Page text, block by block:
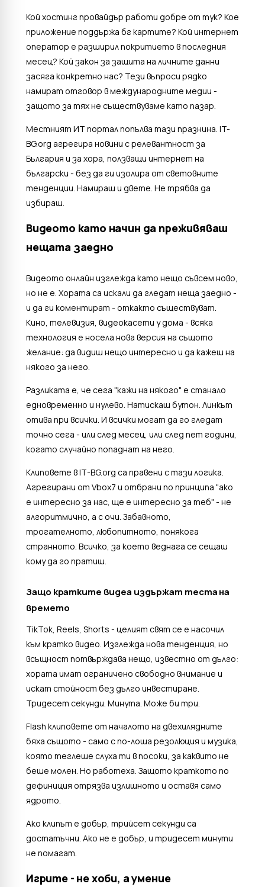
Кой хостинг провайдър работи добре от тук? Кое
приложение поддържа бг картите? Кой интернет
оператор е разширил покритието в последния
месец? Кой закон за защита на личните данни
засяга конкретно нас? Тези въпроси рядко
намират отговор в международните медии -
защото за тях не съществуваме като пазар.
Местният ИТ портал попълва тази празнина. IT-
BG.org агрегира новини с релевантност за
България и за хора, ползващи интернет на
български - без да ги изолира от световните
тенденции. Намираш и двете. Не трябва да
избираш.
Видеото като начин да преживяваш
нещата заедно
Видеото онлайн изглежда като нещо съвсем ново,
но не е. Хората са искали да гледат неща заедно -
и да ги коментират - откакто съществуват.
Кино, телевизия, видеокасети у дома - всяка
технология е носела нова версия на същото
желание: да видиш нещо интересно и да кажеш на
някого за него.
Разликата е, че сега "кажи на някого" е станало
едновременно и нулево. Натискаш бутон. Линкът
отива при всички. И всички могат да го гледат
точно сега - или след месец, или след пет години,
когато случайно попаднат на него.
Клиповете в IT-BG.org са правени с тази логика.
Агрегирани от Vbox7 и отбрани по принципа "ако
е интересно за нас, ще е интересно за теб" - не
алгоритмично, а с очи. Забавното,
трогателното, любопитното, понякога
странното. Всичко, за което веднага се сещаш
кому да го пратиш.
Защо кратките видеа издържат теста на
времето
TikTok, Reels, Shorts - целият свят се е насочил
към кратко видео. Изглежда нова тенденция, но
всъщност потвърждава нещо, известно от дълго:
хората имат ограничено свободно внимание и
искат стойност без дълго инвестиране.
Тридесет секунди. Минута. Може би три.
Flash клиповете от началото на двехилядните
бяха същото - само с по-лоша резолюция и музика,
която теглеше слуха ти в посоки, за каквито не
беше молен. Но работеха. Защото краткото по
дефиниция отрязва излишното и оставя само
ядрото.
Ако клипът е добър, трийсет секунди са
достатъчни. Ако не е добър, и тридесет минути
не помагат.
Игрите - не хоби, а умение